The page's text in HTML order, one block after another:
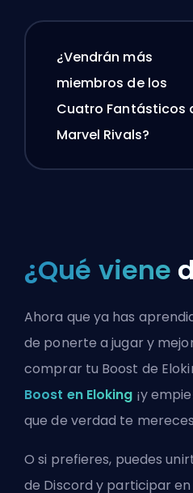
¿Vendrán más
miembros de los
Cuatro Fantásticos
Marvel Rivals?
¿Qué viene
Ahora que ya has
de ponerte a jugar y
comprar tu Boost de
Boost en Eloking ¡y
que de verdad te
O si prefieres, puedes
de Discord y participar